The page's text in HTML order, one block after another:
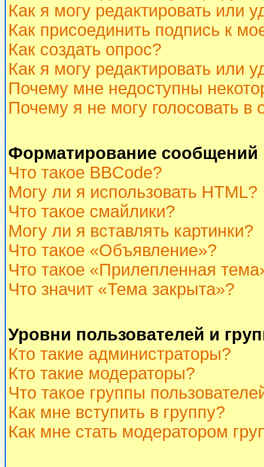
Как я могу редактировать или
Как присоединить подпись к
Как создать опрос?
Как я могу редактировать или
Почему мне недоступны
Почему я не могу голосовать в
Форматирование
Что такое BBCode?
Могу ли я использовать HTML?
Что такое смайлики?
Могу ли я вставлять картинки?
Что такое «Объявление»?
Что такое «Прилепленная
Что значит «Тема закрыта»?
Уровни пользователей и
Кто такие администраторы?
Кто такие модераторы?
Что такое группы
Как мне вступить в группу?
Как мне стать модератором